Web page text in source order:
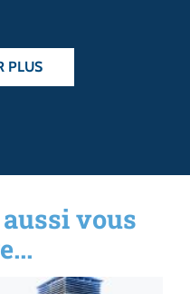
PLUS
vous